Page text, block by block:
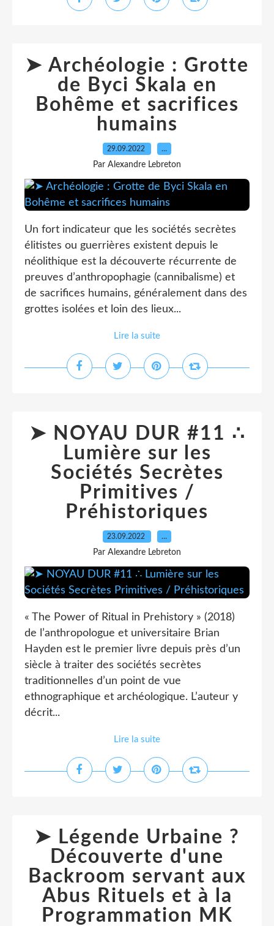
➤ Archéologie : Grotte
de Byci Skala en
Bohême et sacrifices
humains
29.09.2022 …
Par Alexandre Lebreton
Un fort indicateur que les sociétés secrètes
élitistes ou guerrières existent depuis le
néolithique est la découverte récurrente de
preuves d’anthropophagie (cannibalisme) et
de sacrifices humains, généralement dans des
grottes isolées et loin des lieux...
Lire la suite
➤ NOYAU DUR #11 ∴
Lumière sur les
Sociétés Secrètes
Primitives /
Préhistoriques
23.09.2022 …
Par Alexandre Lebreton
« The Power of Ritual in Prehistory » (2018)
de l’anthropologue et universitaire Brian
Hayden est le premier livre depuis près d’un
siècle à traiter des sociétés secrètes
traditionnelles d’un point de vue
ethnographique et archéologique. L’auteur y
décrit...
Lire la suite
➤ Légende Urbaine ?
Découverte d'une
Backroom servant aux
Abus Rituels et à la
Programmation MK